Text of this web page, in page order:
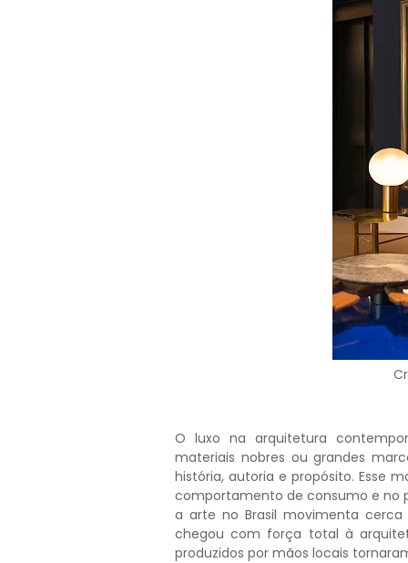
O luxo na arquitetura
materiais nobres ou grandes
história, autoria e propósito. Esse
comportamento de consumo e no
a arte no Brasil movimenta cerca
chegou com força total à
produzidos por mãos locais